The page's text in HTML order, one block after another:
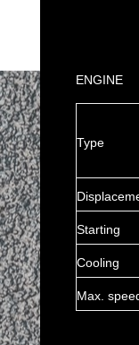
ENGINE
Type
Starting
Cooling
Max.